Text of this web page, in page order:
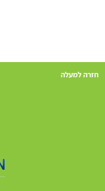
חזרה למעלה